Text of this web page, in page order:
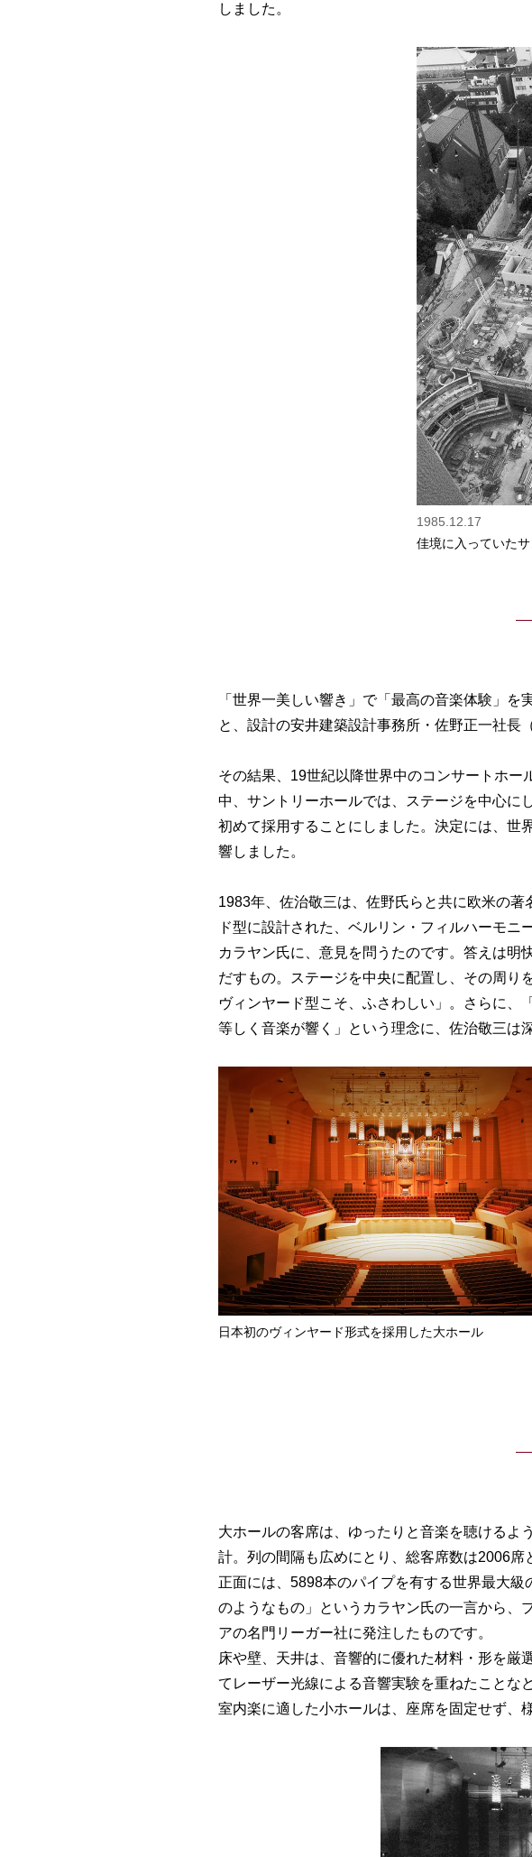
しました。
1985.12.17
佳境に入っていた
「世界一美しい響き」で「最高の音楽体験」
と、設計の安井建築設計事務所・佐野正一社長
その結果、19世紀以降世界中のコンサートホ
中、サントリーホールでは、ステージを中心に
初めて採用することにしました。決定には、世
響しました。
1983年、佐治敬三は、佐野氏らと共に欧米の
ド型に設計された、ベルリン・フィルハーモ
カラヤン氏に、意見を問うたのです。答えは明
だすもの。ステージを中央に配置し、その周り
ヴィンヤード型こそ、ふさわしい」。さらに、
等しく音楽が響く」という理念に、佐治敬三は
日本初のヴィンヤード形式を採用した大ホール
大ホールの客席は、ゆったりと音楽を聴けるよ
計。列の間隔も広めにとり、総客席数は2006席
正面には、5898本のパイプを有する世界最大
のようなもの」というカラヤン氏の一言から、
アの名門リーガー社に発注したものです。
床や壁、天井は、音響的に優れた材料・形を厳
てレーザー光線による音響実験を重ねたことな
室内楽に適した小ホールは、座席を固定せず、